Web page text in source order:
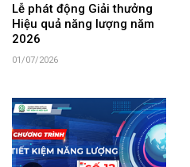
Lễ phát động Giải thưởng
Hiệu quả năng lượng năm
2026
01/07/2026